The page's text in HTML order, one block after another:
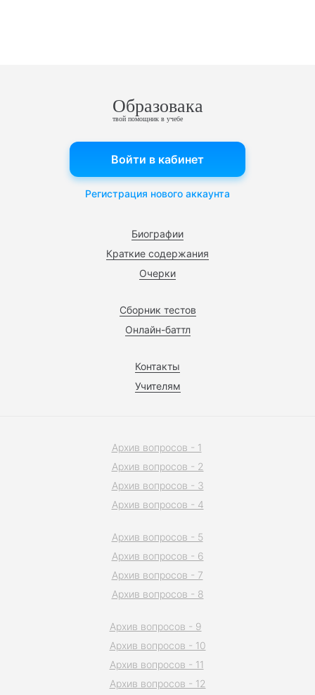
Образовака
твой помощник в учебе
Биографии
Краткие содержания
Очерки
Сборник тестов
Онлайн-баттл
Контакты
Учителям
Войти в кабинет
Регистрация нового аккаунта
Архив вопросов - 1
Архив вопросов - 2
Архив вопросов - 3
Архив вопросов - 4
Архив вопросов - 5
Архив вопросов - 6
Архив вопросов - 7
Архив вопросов - 8
Архив вопросов - 9
Архив вопросов - 10
Архив вопросов - 11
Архив вопросов - 12